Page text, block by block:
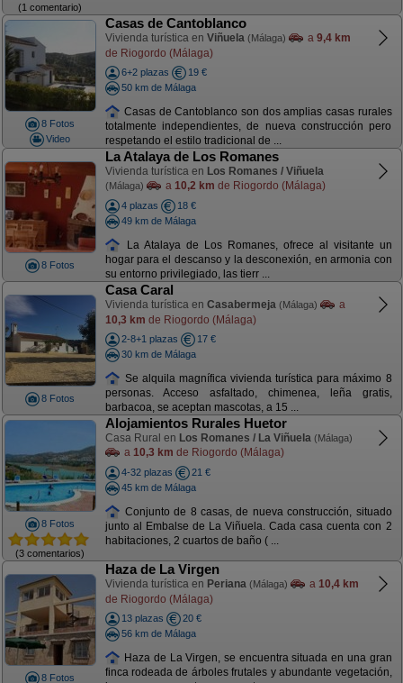
(1 comentario)
8 Fotos
Video
Casas de Cantoblanco
Vivienda turística en Viñuela (Málaga) a 9,4 km
de Riogordo (Málaga)
6+2 plazas
19 €
50 km de Málaga
Casas de Cantoblanco son dos amplias casas rurales
totalmente independientes, de nueva construcción pero
respetando el estilo tradicional de ...
8 Fotos
La Atalaya de Los Romanes
Vivienda turística en Los Romanes / Viñuela
(Málaga) a 10,2 km de Riogordo (Málaga)
4 plazas
18 €
49 km de Málaga
La Atalaya de Los Romanes, ofrece al visitante un
hogar para el descanso y la desconexión, en armonia con
su entorno privilegiado, las tierr ...
8 Fotos
Casa Caral
Vivienda turística en Casabermeja (Málaga)
a
10,3 km de Riogordo (Málaga)
2-8+1 plazas
17 €
30 km de Málaga
Se alquila magnífica vivienda turística para máximo 8
personas. Acceso asfaltado, chimenea, leña gratis,
barbacoa, se aceptan mascotas, a 15 ...
8 Fotos
(3 comentarios)
Alojamientos Rurales Huetor
Casa Rural en Los Romanes / La Viñuela (Málaga)
a 10,3 km de Riogordo (Málaga)
4-32 plazas
21 €
45 km de Málaga
Conjunto de 8 casas, de nueva construcción, situado
junto al Embalse de La Viñuela. Cada casa cuenta con 2
habitaciones, 2 cuartos de baño ( ...
8 Fotos
Haza de La Virgen
Vivienda turística en Periana (Málaga) a 10,4 km
de Riogordo (Málaga)
13 plazas
20 €
56 km de Málaga
Haza de La Virgen, se encuentra situada en una gran
finca rodeada de árboles frutales y abundante vegetación,